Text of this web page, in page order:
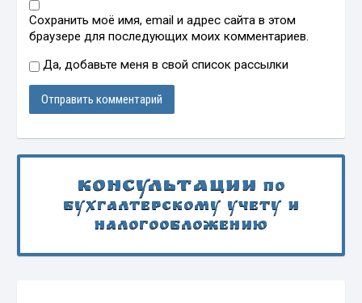
Сохранить моё имя, email и адрес сайта в этом
браузере для последующих моих комментариев.
Да, добавьте меня в свой список рассылки
Консультации по
бухгалтерскому учету и
налогообложению